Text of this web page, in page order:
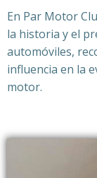
En Par Motor
la historia y el
automóviles,
influencia en la
motor.